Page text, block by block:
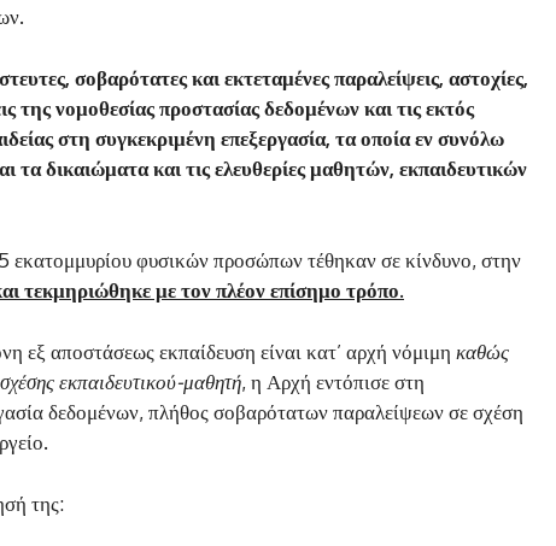
σοβαρότατες και εκτεταμένες παραλείψεις, αστοχίες,
της νομοθεσίας προστασίας δεδομένων και τις εκτός
στη συγκεκριμένη επεξεργασία, τα οποία εν συνόλω
τα δικαιώματα και τις ελευθερίες μαθητών, εκπαιδευτικών
εκατομμυρίου φυσικών προσώπων τέθηκαν σε κίνδυνο, στην
τεκμηριώθηκε με τον πλέον επίσημο τρόπο.
εξ αποστάσεως εκπαίδευση είναι κατ’ αρχή νόμιμη καθώς
εκπαιδευτικού-μαθητή, η Αρχή εντόπισε στη
δεδομένων, πλήθος σοβαρότατων παραλείψεων σε σχέση
της: